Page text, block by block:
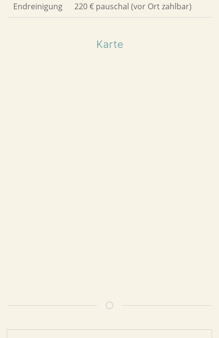
Endreinigung 220 € pauschal (vor Ort zahlbar)
Karte